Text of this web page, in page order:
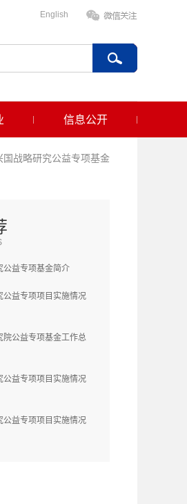
English
信息公开
国战略研究公益专项基金
公益专项基金简介
公益专项项目实施情况
院公益专项基金工作总
公益专项项目实施情况
公益专项项目实施情况